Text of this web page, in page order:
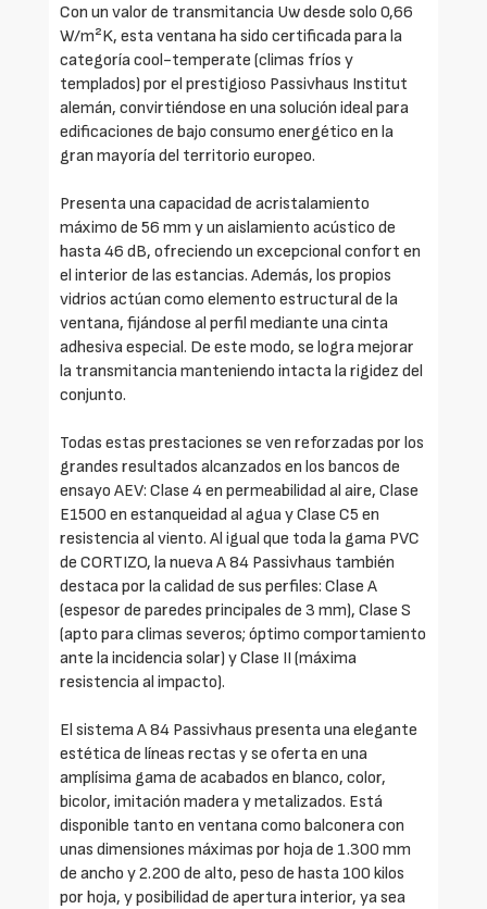
Con un valor de transmitancia Uw desde solo 0,66
W/m²K, esta ventana ha sido certificada para la
categoría cool-temperate (climas fríos y
templados) por el prestigioso Passivhaus Institut
alemán, convirtiéndose en una solución ideal para
edificaciones de bajo consumo energético en la
gran mayoría del territorio europeo.
Presenta una capacidad de acristalamiento
máximo de 56 mm y un aislamiento acústico de
hasta 46 dB, ofreciendo un excepcional confort en
el interior de las estancias. Además, los propios
vidrios actúan como elemento estructural de la
ventana, fijándose al perfil mediante una cinta
adhesiva especial. De este modo, se logra mejorar
la transmitancia manteniendo intacta la rigidez del
conjunto.
Todas estas prestaciones se ven reforzadas por los
grandes resultados alcanzados en los bancos de
ensayo AEV: Clase 4 en permeabilidad al aire, Clase
E1500 en estanqueidad al agua y Clase C5 en
resistencia al viento. Al igual que toda la gama PVC
de CORTIZO, la nueva A 84 Passivhaus también
destaca por la calidad de sus perfiles: Clase A
(espesor de paredes principales de 3 mm), Clase S
(apto para climas severos; óptimo comportamiento
ante la incidencia solar) y Clase II (máxima
resistencia al impacto).
El sistema A 84 Passivhaus presenta una elegante
estética de líneas rectas y se oferta en una
amplísima gama de acabados en blanco, color,
bicolor, imitación madera y metalizados. Está
disponible tanto en ventana como balconera con
unas dimensiones máximas por hoja de 1.300 mm
de ancho y 2.200 de alto, peso de hasta 100 kilos
por hoja, y posibilidad de apertura interior, ya sea